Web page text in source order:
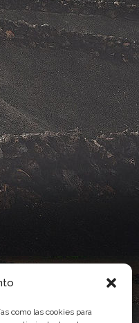
como las cookies para